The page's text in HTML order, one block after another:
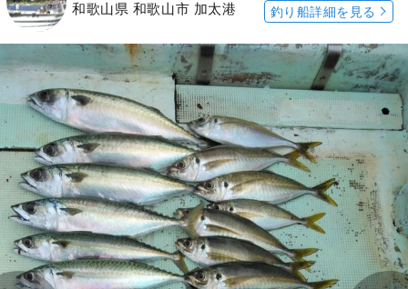
和歌山県 和歌山市 加太港 釣り船詳細を見る